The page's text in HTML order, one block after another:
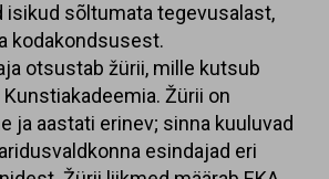
isikud sõltumata tegevusalast,
kodakondsusest.
otsustab žürii, mille kutsub
Žürii on
ja aastati erinev; sinna kuuluvad
esindajad eri